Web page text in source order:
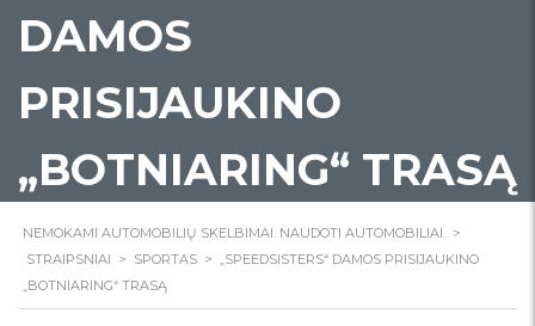
DAMOS
PRISIJAUKINO
„BOTNIARING“ TRASĄ
NEMOKAMI AUTOMOBILIŲ SKELBIMAI. NAUDOTI AUTOMOBILIAI. >
STRAIPSNIAI > SPORTAS > „SPEEDSISTERS“ DAMOS PRISIJAUKINO
„BOTNIARING“ TRASĄ